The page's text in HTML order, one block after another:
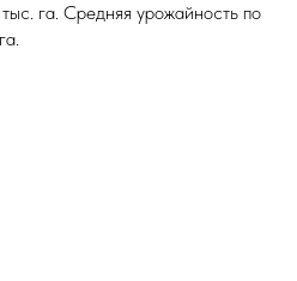
га. Средняя урожайность по